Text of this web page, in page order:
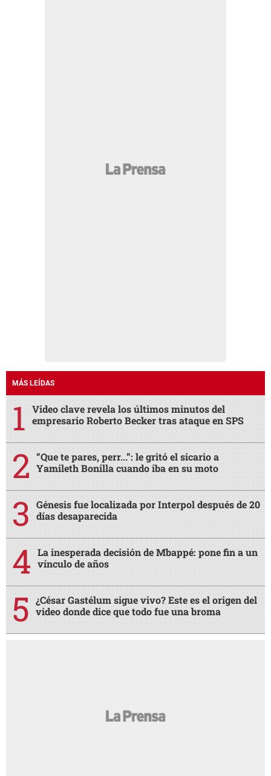
MÁS LEÍDAS
Video clave revela los últimos minutos del
empresario Roberto Becker tras ataque en SPS
“Que te pares, perr...”: le gritó el sicario a
Yamileth Bonilla cuando iba en su moto
Génesis fue localizada por Interpol después de 20
días desaparecida
La inesperada decisión de Mbappé: pone fin a un
vínculo de años
¿César Gastélum sigue vivo? Este es el origen del
video donde dice que todo fue una broma